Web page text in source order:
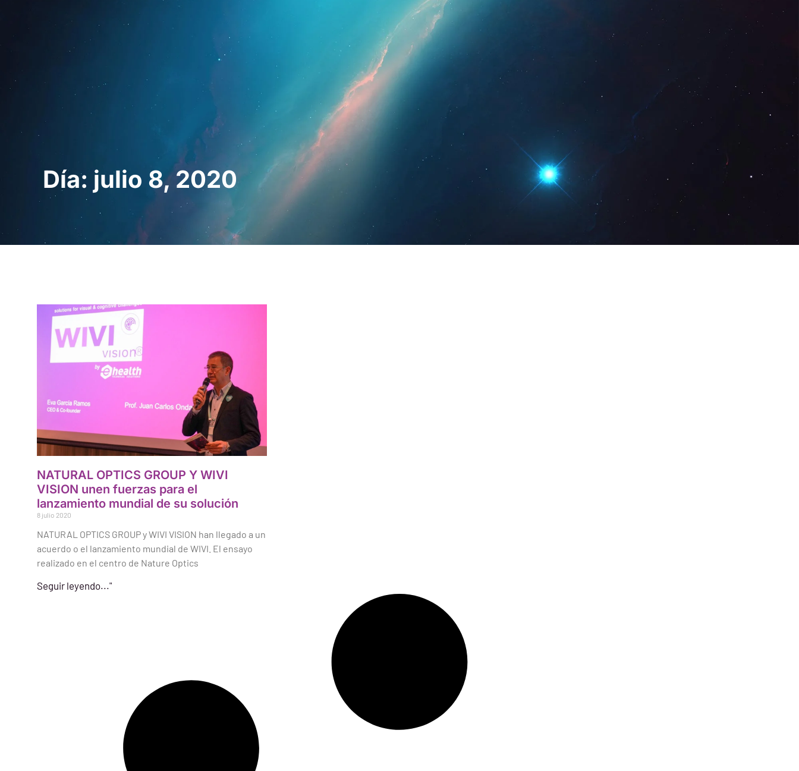
Para profesionales Para pacientes
Solicita una
Día: julio 8, 2020
NATURAL OPTICS GROUP Y WIVI
VISION unen fuerzas para el
lanzamiento mundial de su solución
8 julio 2020
NATURAL OPTICS GROUP y WIVI VISION han llegado a un
acuerdo o el lanzamiento mundial de WIVI. El ensayo
realizado en el centro de Nature Optics
Seguir leyendo..."